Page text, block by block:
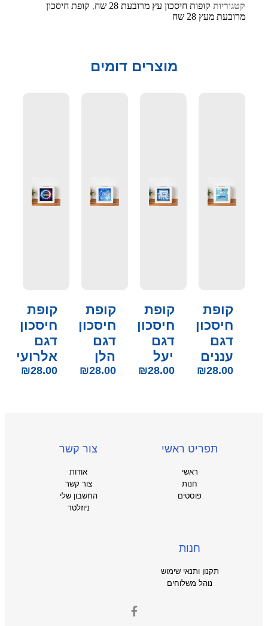
קטגוריות קופות חיסכון עץ מרובעת 28 שח , קופת חיסכון
מרובעת מעץ 28 שח
מוצרים דומים
קופת
חיסכון
דגם
עננים
₪28.00
קופת
חיסכון
דגם
יעל
₪28.00
קופת
חיסכון
דגם
הלן
₪28.00
קופת
חיסכון
דגם
אלרועי
₪28.00
תפריט ראשי
ראשי
חנות
פוסטים
צור קשר
אודות
צור קשר
החשבון שלי
ניוזלטר
חנות
תקנון ותנאי שימוש
נוהל משלוחים